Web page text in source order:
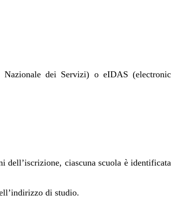
dei Servizi) o eIDAS (electronic
dell’iscrizione, ciascuna scuola è identificata
di studio.